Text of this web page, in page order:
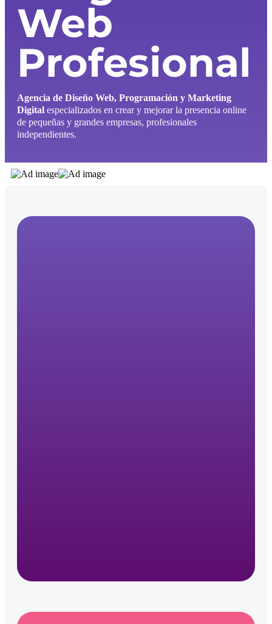
Web
Profesional
Agencia de Diseño Web, Programación y Marketing
Digital especializados en crear y mejorar la presencia online
de pequeñas y grandes empresas, profesionales
independientes.